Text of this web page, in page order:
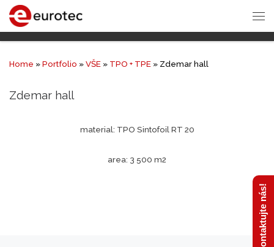
Home »Portfolio »VŠE » TPO + TPE » Zdemar hall
Zdemar hall
material: TPO Sintofoil RT 20
area: 3 500 m2